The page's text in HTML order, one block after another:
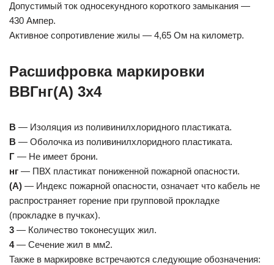
Допустимый ток односекундного короткого замыкания —
430 Ампер.
Активное сопротивление жилы — 4,65 Ом на километр.
Расшифровка маркировки
ВВГнг(А) 3х4
В — Изоляция из поливинилхлоридного пластиката.
В — Оболочка из поливинилхлоридного пластиката.
Г — Не имеет брони.
нг — ПВХ пластикат пониженной пожарной опасности.
(А) — Индекс пожарной опасности, означает что кабель не
распространяет горение при групповой прокладке
(прокладке в пучках).
3 — Количество токонесущих жил.
4— Сечение жил в мм2.
Также в маркировке встречаются следующие обозначения: